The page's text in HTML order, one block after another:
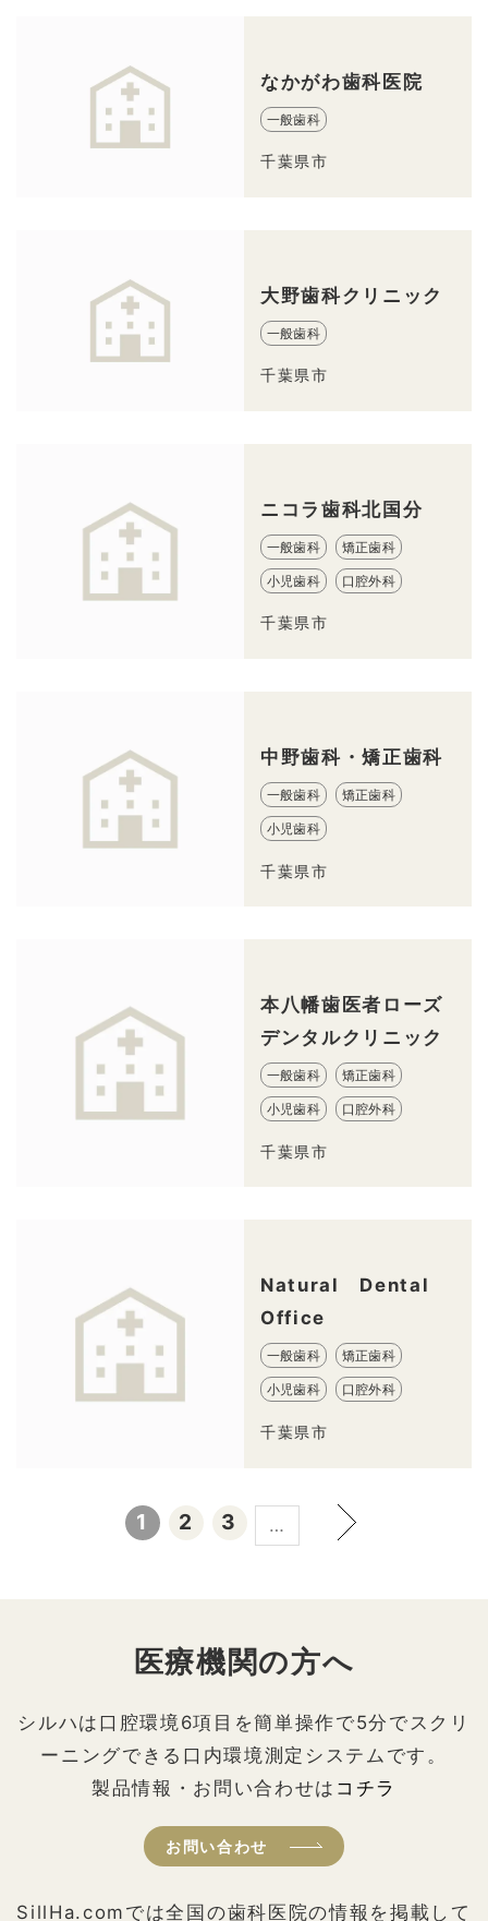
なかがわ歯科医院
一般歯科
千葉県市
大野歯科クリニック
一般歯科
千葉県市
ニコラ歯科北国分
一般歯科 矯正歯科
小児歯科 口腔外科
千葉県市
中野歯科・矯正歯科
一般歯科 矯正歯科
小児歯科
千葉県市
本八幡歯医者ローズ
デンタルクリニック
一般歯科 矯正歯科
小児歯科 口腔外科
千葉県市
Natural Dental
Office
一般歯科 矯正歯科
小児歯科 口腔外科
千葉県市
1 2 3 …
医療機関の方へ
シルハは口腔環境6項目を簡単操作で5分でスクリ
ーニングできる口内環境測定システムです。
製品情報・お問い合わせは コチラ
お問い合わせ
SillHa.comでは全国の歯科医院の情報を掲載して